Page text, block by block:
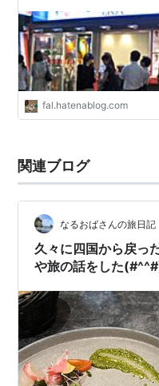
fal.hatenablog.com
関連ブログ
なるおばさんの旅日記
久々に四国から戻っ
や旅の話をした